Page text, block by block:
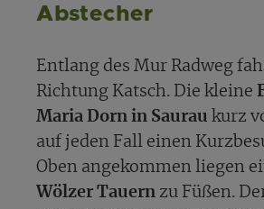
Abstecher
Entlang des Mur Radweg
Richtung Katsch. Die kleine
Maria Dorn in Saurau kurz
auf jeden Fall einen
Oben angekommen liegen
Wölzer Tauern zu Füßen.